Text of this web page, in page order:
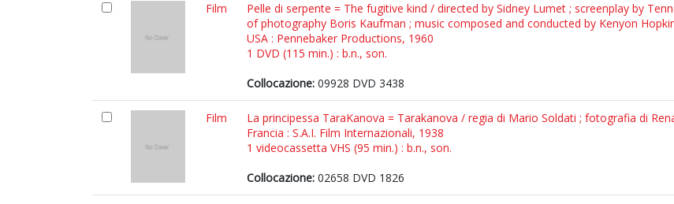
Film
Pelle di serpente = The fugitive kind / directed by Sidney Lumet ; screenplay by
of photography Boris Kaufman ; music composed and conducted by Kenyon
USA : Pennebaker Productions, 1960
1 DVD (115 min.) : b.n., son.
Collocazione: 09928 DVD 3438
Film
La principessa TaraKanova = Tarakanova / regia di Mario Soldati ; fotografia di
Francia : S.A.I. Film Internazionali, 1938
1 videocassetta VHS (95 min.) : b.n., son.
Collocazione: 02658 DVD 1826